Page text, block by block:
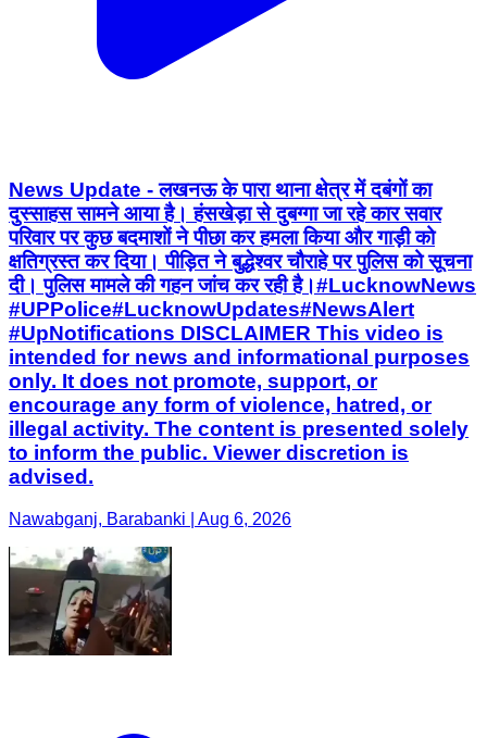
News Update - लखनऊ के पारा थाना क्षेत्र में दबंगों का
दुस्साहस सामने आया है। हंसखेड़ा से दुबग्गा जा रहे कार सवार
परिवार पर कुछ बदमाशों ने पीछा कर हमला किया और गाड़ी को
क्षतिग्रस्त कर दिया। पीड़ित ने बुद्धेश्वर चौराहे पर पुलिस को सूचना
दी। पुलिस मामले की गहन जांच कर रही है। ​#LucknowNews ​
#UPPolice ​#LucknowUpdates ​#NewsAlert ​
#UpNotifications DISCLAIMER This video is
intended for news and informational purposes
only. It does not promote, support, or
encourage any form of violence, hatred, or
illegal activity. The content is presented solely
to inform the public. Viewer discretion is
advised.
Nawabganj, Barabanki | Aug 6, 2026